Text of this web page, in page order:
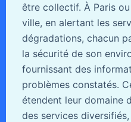
être collectif. À Paris
ville, en alertant les
dégradations, chacun
la sécurité de son
fournissant des
problèmes constatés.
étendent leur domaine
des services